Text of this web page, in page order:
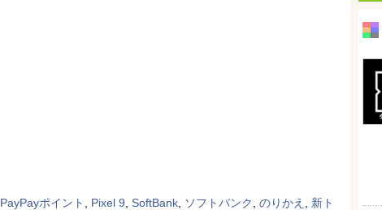
PayPayポイント Pixel 9 SoftBank ソフトバンク のりかえ
新ト